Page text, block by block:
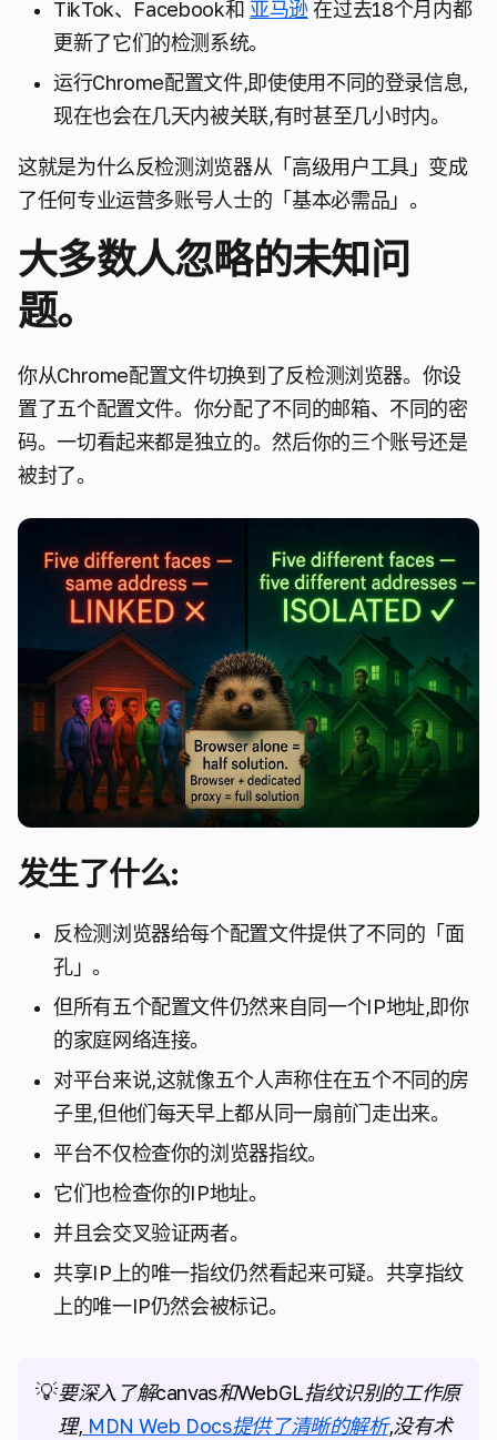
TikTok、Facebook和 亚马逊在过去18个月内都
更新了它们的检测系统。
运行Chrome配置文件,即使使用不同的登录信息,
现在也会在几天内被关联,有时甚至几小时内。
这就是为什么反检测浏览器从「高级用户工具」变成
了任何专业运营多账号人士的「基本必需品」。
大多数人忽略的未知问
题。
你从Chrome配置文件切换到了反检测浏览器。你设
置了五个配置文件。你分配了不同的邮箱、不同的密
码。一切看起来都是独立的。然后你的三个账号还是
被封了。
发生了什么:
反检测浏览器给每个配置文件提供了不同的「面
孔」。
但所有五个配置文件仍然来自同一个IP地址,即你
的家庭网络连接。
对平台来说,这就像五个人声称住在五个不同的房
子里,但他们每天早上都从同一扇前门走出来。
平台不仅检查你的浏览器指纹。
它们也检查你的IP地址。
并且会交叉验证两者。
共享IP上的唯一指纹仍然看起来可疑。共享指纹
上的唯一IP仍然会被标记。
💡要深入了解canvas和WebGL指纹识别的工作原
理, MDN Web Docs提供了清晰的解析,没有术